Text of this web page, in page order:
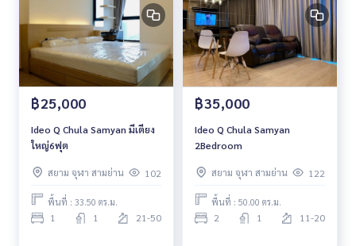
฿25,000
Ideo Q Chula Samyan มีเตียง
ใหญ่6ฟุต
สยาม จุฬา สามย่าน 102
พื้นที่ : 33.50 ตร.ม.
1 1 21-50
฿35,000
Ideo Q Chula Samyan
2Bedroom
สยาม จุฬา สามย่าน 122
พื้นที่ : 50.00 ตร.ม.
2 1 11-20